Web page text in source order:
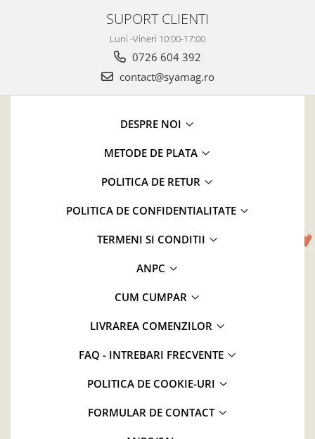
SUPORT CLIENTI
Luni -Vineri 10:00-17:00
0726 604 392
contact@syamag.ro
DESPRE NOI
METODE DE PLATA
POLITICA DE RETUR
POLITICA DE CONFIDENTIALITATE
TERMENI SI CONDITII
ANPC
CUM CUMPAR
LIVRAREA COMENZILOR
FAQ - INTREBARI FRECVENTE
POLITICA DE COOKIE-URI
FORMULAR DE CONTACT